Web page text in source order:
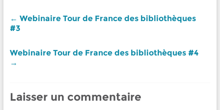
← Webinaire Tour de France des bibliothèques
#3
Webinaire Tour de France des bibliothèques #4
→
Laisser un commentaire